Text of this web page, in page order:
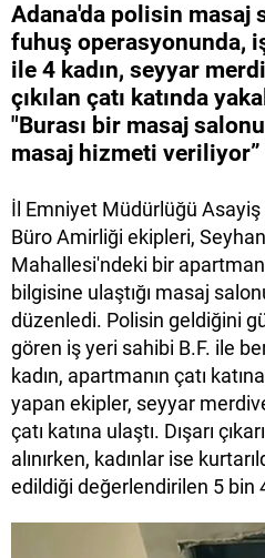
Adana'da polisin masaj
fuhuş operasyonunda,
ile 4 kadın, seyyar
çıkılan çatı katında
"Burası bir masaj
masaj hizmeti veriliyor”
İl Emniyet Müdürlüğü Asayiş
Büro Amirliği ekipleri,
Mahallesi'ndeki bir
bilgisine ulaştığı masaj
düzenledi. Polisin geldiğini
gören iş yeri sahibi B.F. ile
kadın, apartmanın çatı
yapan ekipler, seyyar
çatı katına ulaştı. Dışarı
alınırken, kadınlar ise
edildiği değerlendirilen 5 bin